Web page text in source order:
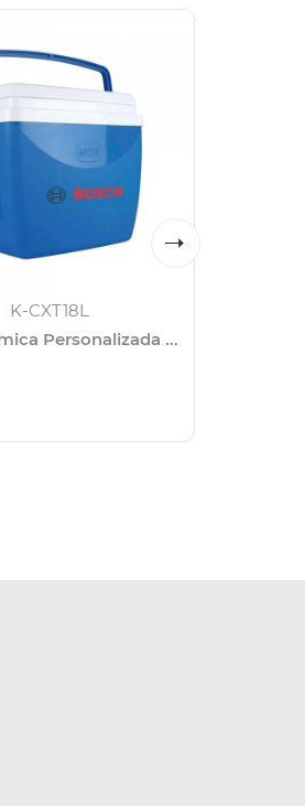
K-CXT18L
Personalizada ...